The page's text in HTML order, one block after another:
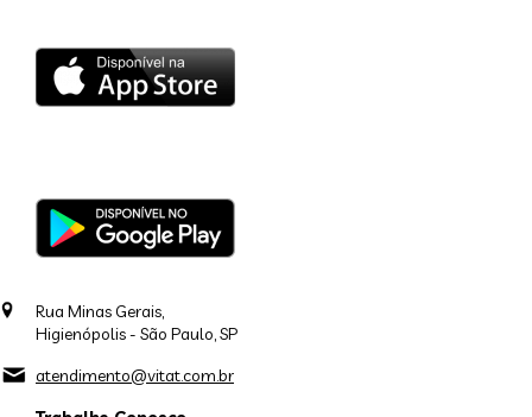
Rua Minas Gerais,
Higienópolis - São Paulo, SP
atendimento@vitat.com.br